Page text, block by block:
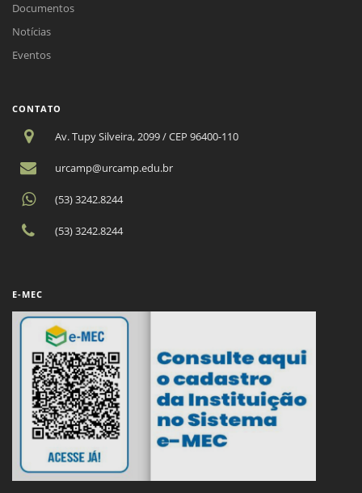
Documentos
Notícias
Eventos
CONTATO
Av. Tupy Silveira, 2099 / CEP 96400-110
urcamp@urcamp.edu.br
(53) 3242.8244
(53) 3242.8244
E-MEC